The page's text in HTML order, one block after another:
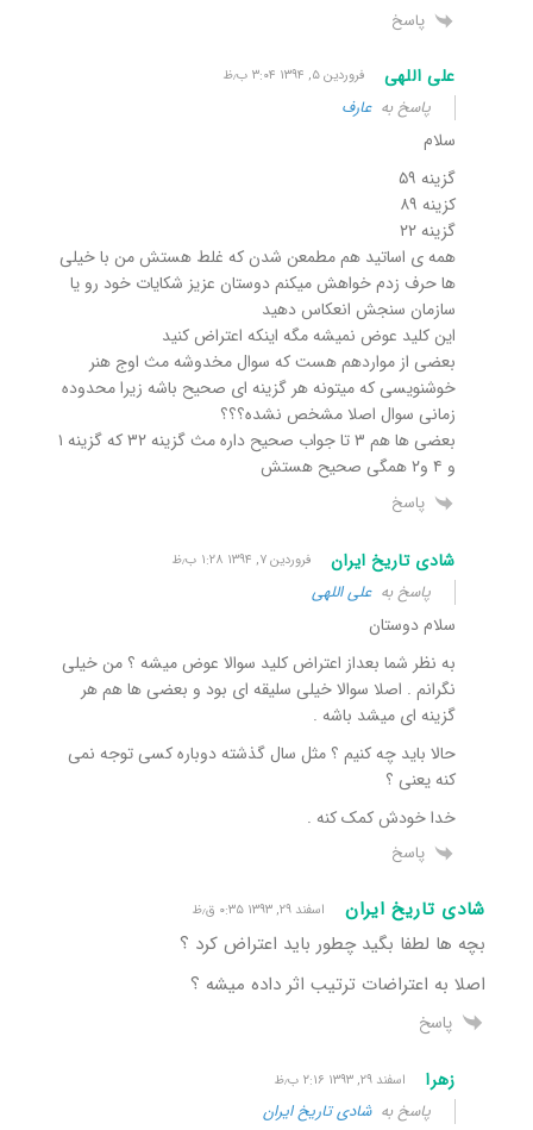
پاسخ
علی اللهی فروردین ۵, ۱۳۹۴ ۳:۰۴ ب٫ظ
پاسخ بهعارف
سلام
گزینه ۵۹
کزینه ۸۹
گزینه ۲۲
همه ی اساتید هم مطمعن شدن که غلط هستش من با خیلی
ها حرف زدم خواهش میکنم دوستان عزیز شکایات خود رو یا
سازمان سنجش انعکاس دهید
این کلید عوض نمیشه مگه اینکه اعتراض کنید
بعضی از مواردهم هست که سوال مخدوشه مث اوج هنر
خوشنویسی که میتونه هر گزینه ای صحیح باشه زیرا محدوده
زمانی سوال اصلا مشخص نشده؟؟؟
بعضی ها هم ۳ تا جواب صحیح داره مث گزینه ۳۲ که گزینه ۱
و ۴ و۲ همگی صحیح هستش
پاسخ
شادی تاریخ ایران فروردین ۷, ۱۳۹۴ ۱:۲۸ ب٫ظ
پاسخ بهعلی اللهی
سلام دوستان
به نظر شما بعداز اعتراض کلید سوالا عوض میشه ؟ من خیلی
نگرانم . اصلا سوالا خیلی سلیقه ای بود و بعضی ها هم هر
گزینه ای میشد باشه .
حالا باید چه کنیم ؟ مثل سال گذشته دوباره کسی توجه نمی
کنه یعنی ؟
خدا خودش کمک کنه .
پاسخ
شادی تاریخ ایران اسفند ۲۹, ۱۳۹۳ ۰:۳۵ ق٫ظ
بچه ها لطفا بگید چطور باید اعتراض کرد ؟
اصلا به اعتراضات ترتیب اثر داده میشه ؟
پاسخ
زهرا اسفند ۲۹, ۱۳۹۳ ۲:۱۶ ب٫ظ
پاسخ بهشادی تاریخ ایران